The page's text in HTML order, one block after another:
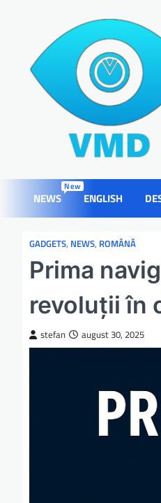
NEWS
New
ENGLISH
GADGETS, NEWS, ROMÂNĂ
Prima
revoluții în
stefan august 30, 2025